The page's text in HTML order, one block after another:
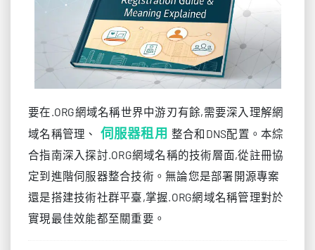
要在.ORG網域名稱世界中游刃有餘,需要深入理解網
域名稱管理、
伺服器租用 整合和DNS配置。本綜
合指南深入探討.ORG網域名稱的技術層面,從註冊協
定到進階伺服器整合技術。無論您是部署開源專案
還是搭建技術社群平臺,掌握.ORG網域名稱管理對於
實現最佳效能都至關重要。